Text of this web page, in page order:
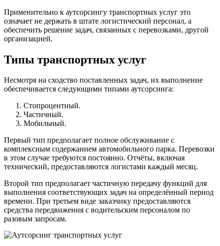
Применительно к аутсорсингу транспортных услуг это
означает не держать в штате логистический персонал, а
обеспечить решение задач, связанных с перевозками, другой
организацией.
Типы транспортных услуг
Несмотря на сходство поставленных задач, их выполнение
обеспечивается следующими типами аутсорсинга:
Стопроцентный.
Частичный.
Мобильный.
Первый тип предполагает полное обслуживание с
комплексным содержанием автомобильного парка. Перевозки
в этом случае требуются постоянно. Отчёты, включая
технический, предоставляются логистами каждый месяц.
Второй тип предполагает частичную передачу функций для
выполнения соответствующих задач на определённый период
времени. При третьем виде заказчику предоставляются
средства передвижения с водительским персоналом по
разовым запросам.